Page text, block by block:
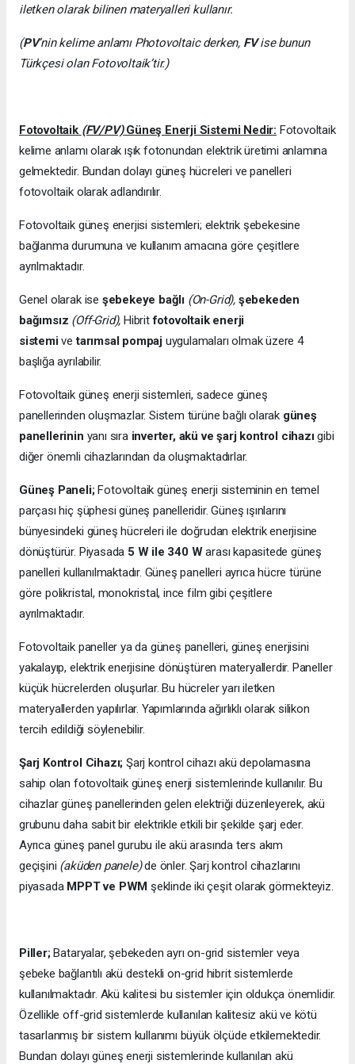
iletken olarak bilinen materyalleri kullanır.
(PV’nin kelime anlamı Photovoltaic derken, FVise bunun
Türkçesi olan Fotovoltaik’tir.)
Fotovoltaik (FV/PV)Güneş Enerji Sistemi Nedir: Fotovoltaik
kelime anlamı olarak ışık fotonundan elektrik üretimi anlamına
gelmektedir. Bundan dolayı güneş hücreleri ve panelleri
fotovoltaik olarak adlandırılır.
Fotovoltaik güneş enerjisi sistemleri; elektrik şebekesine
bağlanma durumuna ve kullanım amacına göre çeşitlere
ayrılmaktadır.
Genel olarak ise şebekeye bağlı (On-Grid), şebekeden
bağımsız (Off-Grid), Hibritfotovoltaik enerji
sistemivetarımsal pompaj uygulamaları olmak üzere 4
başlığa ayrılabilir.
Fotovoltaik güneş enerji sistemleri, sadece güneş
panellerinden oluşmazlar. Sistem türüne bağlı olarak güneş
panellerinin yanı sıra inverter, akü ve şarj kontrol cihazıgibi
diğer önemli cihazlarından da oluşmaktadırlar.
Güneş Paneli;Fotovoltaik güneş enerji sisteminin en temel
parçası hiç şüphesi güneş panelleridir. Güneş ışınlarını
bünyesindeki güneş hücreleri ile doğrudan elektrik enerjisine
dönüştürür. Piyasada 5 W ile 340 Warası kapasitede güneş
panelleri kullanılmaktadır. Güneş panelleri ayrıca hücre türüne
göre polikristal, monokristal, ince film gibi çeşitlere
ayrılmaktadır.
Fotovoltaik paneller ya da güneş panelleri, güneş enerjisini
yakalayıp, elektrik enerjisine dönüştüren materyallerdir. Paneller
küçük hücrelerden oluşurlar. Bu hücreler yarı iletken
materyallerden yapılırlar. Yapımlarında ağırlıklı olarak silikon
tercih edildiği söylenebilir.
Şarj Kontrol Cihazı; Şarj kontrol cihazı akü depolamasına
sahip olan fotovoltaik güneş enerji sistemlerinde kullanılır. Bu
cihazlar güneş panellerinden gelen elektriği düzenleyerek, akü
grubunu daha sabit bir elektrikle etkili bir şekilde şarj eder.
Ayrıca güneş panel gurubu ile akü arasında ters akım
geçişini (aküden panele)de önler. Şarj kontrol cihazlarını
piyasada MPPT ve PWM şeklinde iki çeşit olarak görmekteyiz.
Piller;Bataryalar, şebekeden ayrı on-grid sistemler veya
şebeke bağlantılı akü destekli on-grid hibrit sistemlerde
kullanılmaktadır. Akü kalitesi bu sistemler için oldukça önemlidir.
Özellikle off-grid sistemlerde kullanılan kalitesiz akü ve kötü
tasarlanmış bir sistem kullanımı büyük ölçüde etkilemektedir.
Bundan dolayı güneş enerji sistemlerinde kullanılan akü